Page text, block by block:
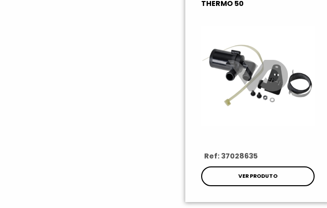
THERMO 50
Ref: 37028635
VER PRODUTO